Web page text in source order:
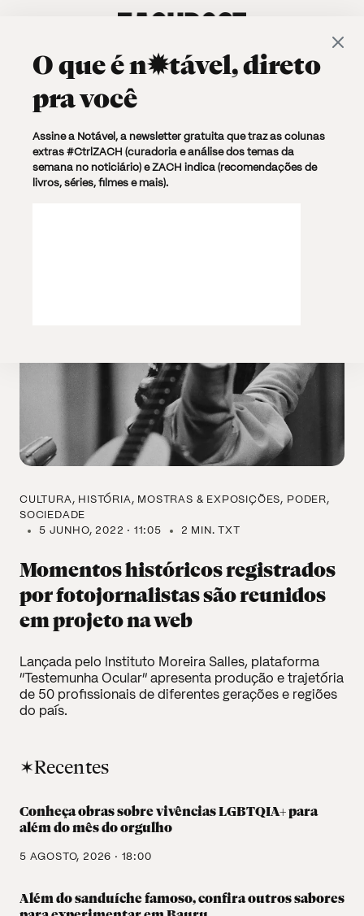
Acervo histórico
CULTURA HISTÓRIA MOSTRAS & EXPOSIÇÕES
PODER
SOCIEDADE
5 JUNHO, 2022 · 11:05
2 MIN. TXT
Momentos históricos registrados
por fotojornalistas são reunidos
em projeto na web
Lançada pelo Instituto Moreira Salles, plataforma
“Testemunha Ocular” apresenta produção e trajetória
de 50 profissionais de diferentes gerações e regiões
do país.
✶Recentes
Conheça obras sobre vivências LGBTQIA+ para
além do mês do orgulho
5 AGOSTO, 2026 · 18:00
Além do sanduíche famoso, confira outros sabores
O que én✹tável, direto
pra você
Assine a Notável, a newsletter gratuita que traz as colunas
extras #CtrlZACH (curadoria e análise dos temas da
semana no noticiário) e ZACH indica (recomendações de
livros, séries, filmes e mais).